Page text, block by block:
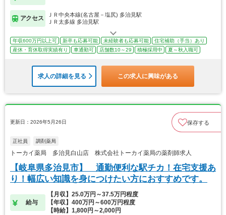
アクセス
ＪＲ中央本線(名古屋－塩尻) 多治見駅
ＪＲ太多線 多治見駅
年収600万円以上可 新卒も応募可能 未経験者も応募可能
住宅補助（手当）あり
産休・育休取得実績有り
車通勤可 店舗数10～29 積極採用中 夏～秋入職可
求人の詳細を見る この求人に興味がある
更新日：2026年5月26日 保存する
正社員 調剤薬局
トーカイ薬局 多治見白山店 株式会社トーカイ薬局の薬剤師求人
【岐阜県多治見市】 通勤便利な駅チカ！在宅支援あ
り！幅広い知識を身につけたい方におすすめです。
給与
【月収】25.0万円～37.5万円程度
【年収】400万円～600万円程度
【時給】1,800円～2,000円